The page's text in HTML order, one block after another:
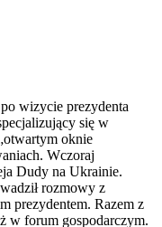
wizycie prezydenta
się w
oknie
Wczoraj
Dudy na Ukrainie.
rozmowy z
prezydentem. Razem z
w forum gospodarczym.